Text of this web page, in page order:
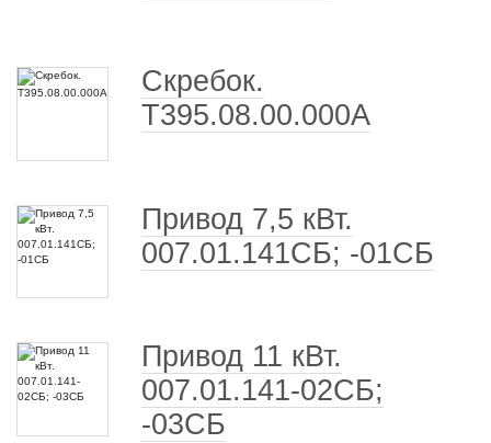
Скребок.
Т395.08.00.000А
Привод 7,5 кВт.
007.01.141СБ; -01СБ
Привод 11 кВт.
007.01.141-02СБ;
-03СБ